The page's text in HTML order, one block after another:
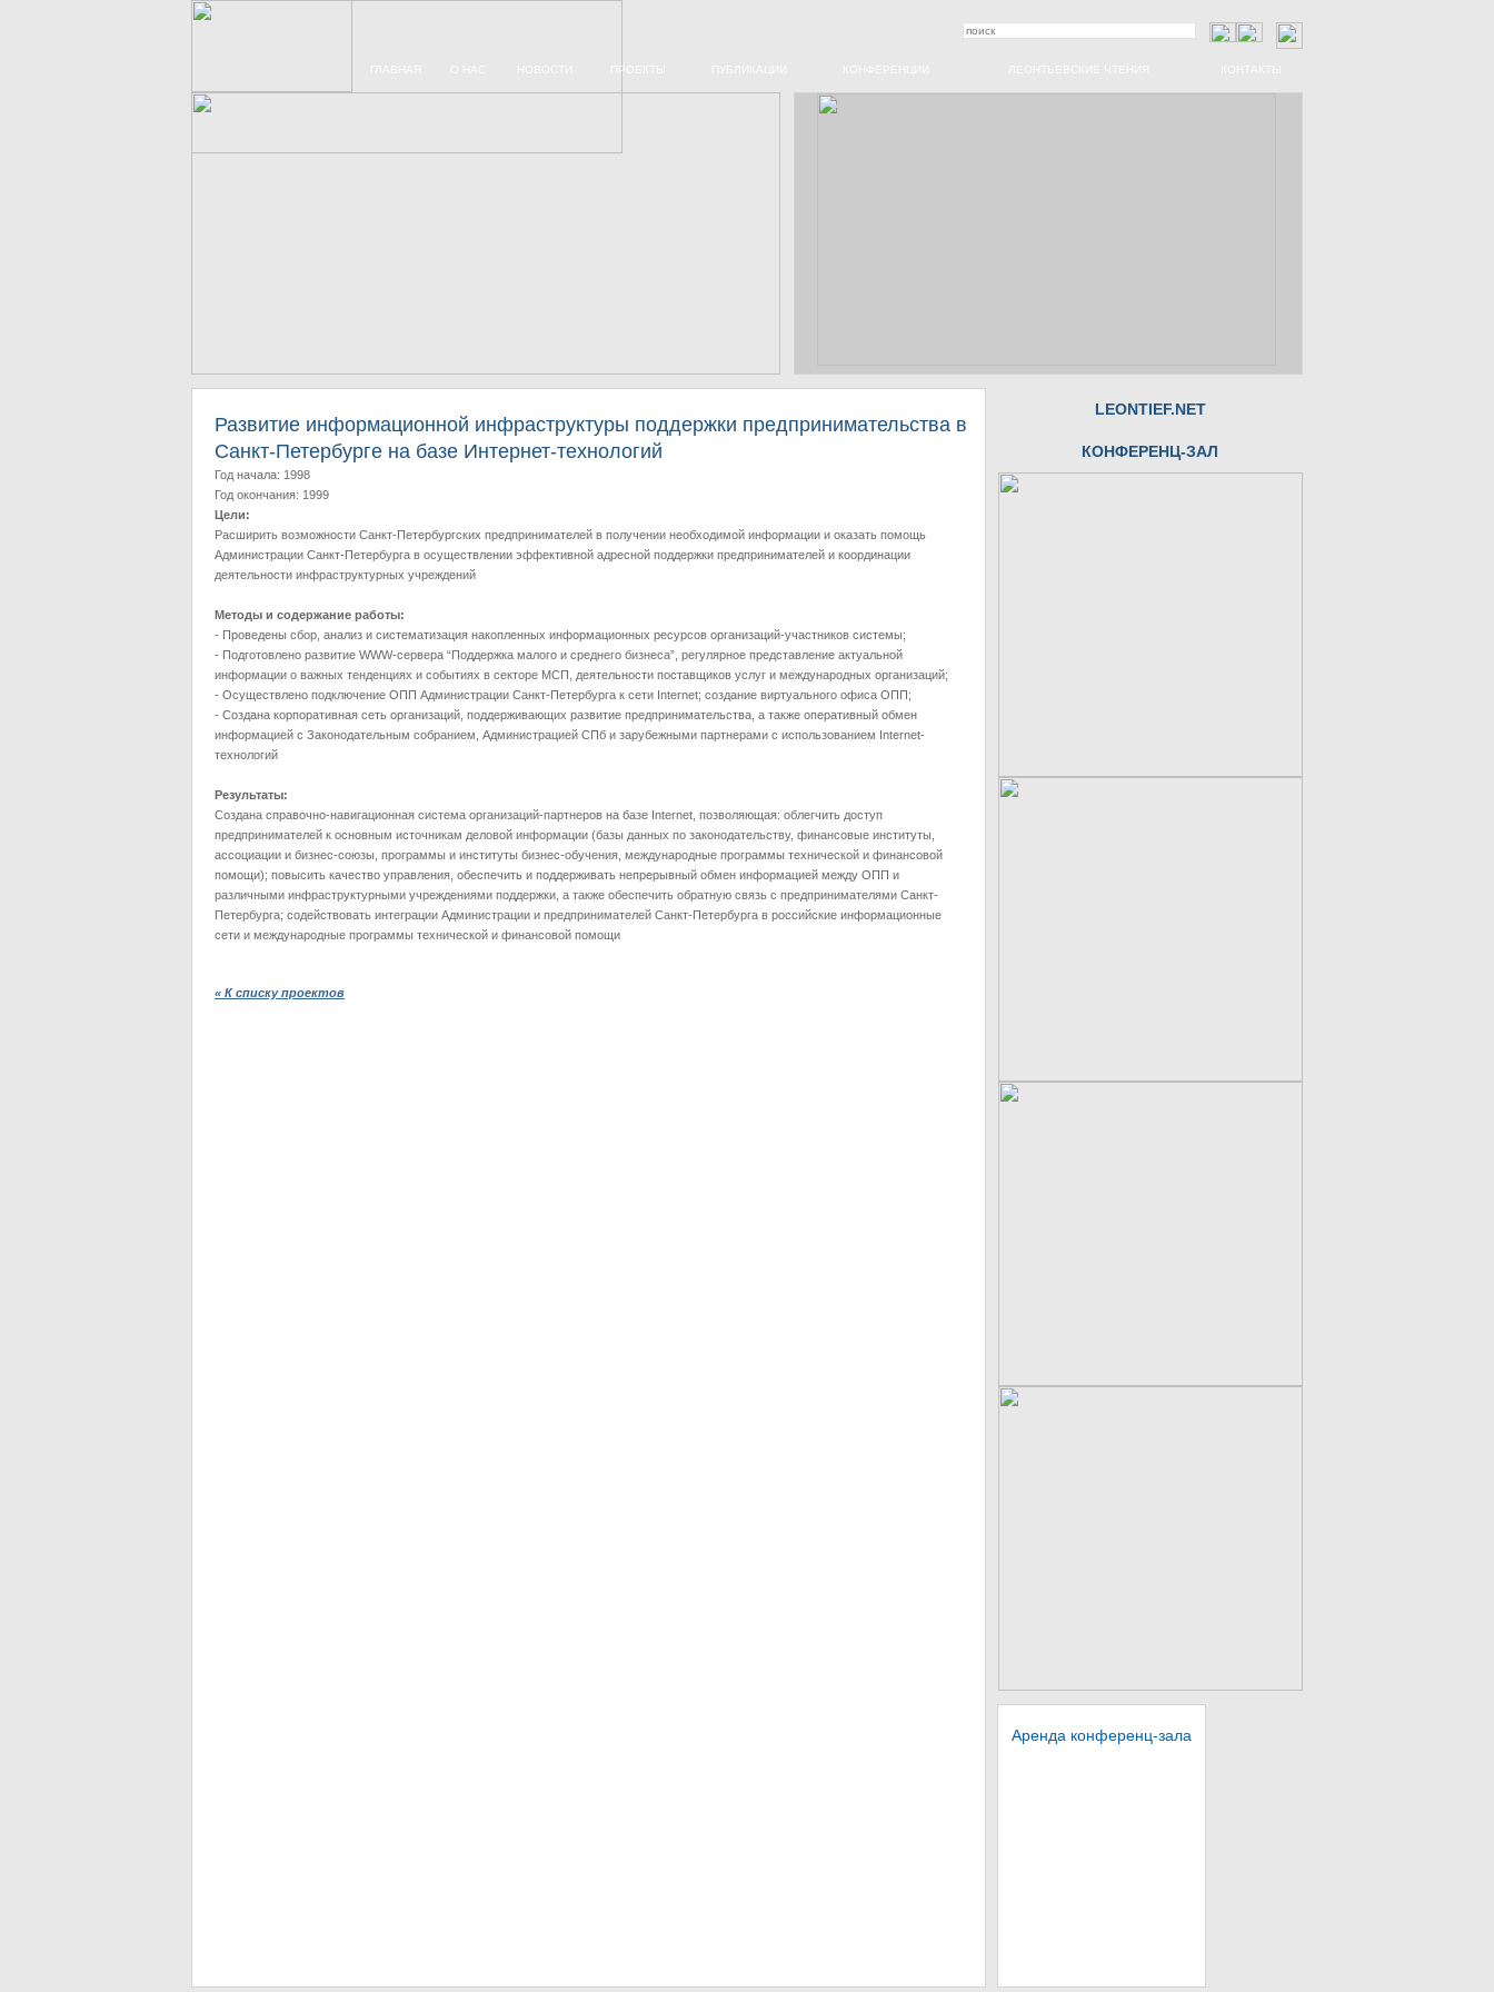
ПРОЕКТЫ
Развитие информационной инфраструктуры поддержки предпринимательства в
Санкт-Петербурге на базе Интернет-технологий
Год начала: 1998
Год окончания: 1999
Цели:
Расширить возможности Санкт-Петербургских предпринимателей в получении необходимой информации и оказать помощь
Администрации Санкт-Петербурга в осуществлении эффективной адресной поддержки предпринимателей и координации
деятельности инфраструктурных учреждений
Методы и содержание работы:
- Проведены сбор, анализ и систематизация накопленных информационных ресурсов организаций-участников системы;
- Подготовлено развитие WWW-сервера “Поддержка малого и среднего бизнеса”, регулярное представление актуальной
информации о важных тенденциях и событиях в секторе МСП, деятельности поставщиков услуг и международных организаций;
- Осуществлено подключение ОПП Администрации Санкт-Петербурга к сети Internet; создание виртуального офиса ОПП;
- Создана корпоративная сеть организаций, поддерживающих развитие предпринимательства, а также оперативный обмен
информацией с Законодательным собранием, Администрацией СПб и зарубежными партнерами с использованием Internet-
технологий
Результаты:
Создана справочно-навигационная система организаций-партнеров на базе Internet, позволяющая: облегчить доступ
предпринимателей к основным источникам деловой информации (базы данных по законодательству, финансовые институты,
ассоциации и бизнес-союзы, программы и институты бизнес-обучения, международные программы технической и финансовой
помощи); повысить качество управления, обеспечить и поддерживать непрерывный обмен информацией между ОПП и
различными инфраструктурными учреждениями поддержки, а также обеспечить обратную связь с предпринимателями Санкт-
Петербурга; содействовать интеграции Администрации и предпринимателей Санкт-Петербурга в российские информационные
сети и международные программы технической и финансовой помощи
« К списку проектов
LEONTIEF.NET
КОНФЕРЕНЦ-ЗАЛ
Аренда конференц-зала